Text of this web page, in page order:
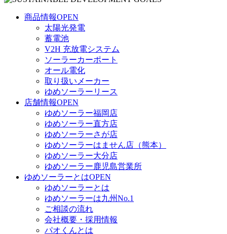
商品情報OPEN
太陽光発電
蓄電池
V2H 充放電システム
ソーラーカーポート
オール電化
取り扱いメーカー
ゆめソーラーリース
店舗情報OPEN
ゆめソーラー福岡店
ゆめソーラー直方店
ゆめソーラーさが店
ゆめソーラーはません店（熊本）
ゆめソーラー大分店
ゆめソーラー鹿児島営業所
ゆめソーラーとはOPEN
ゆめソーラーとは
ゆめソーラーは九州No.1
ご相談の流れ
会社概要・採用情報
パオくんとは